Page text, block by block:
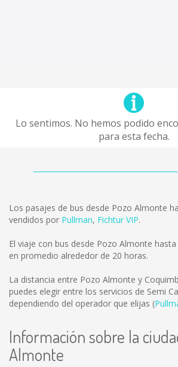
Lo sentimos. No hemos podido
para esta fecha.
Los pasajes de bus desde Pozo Almonte
vendidos por Pullman, Fichtur VIP.
El viaje con bus desde Pozo Almonte
en promedio alrededor de 20 horas.
La distancia entre Pozo Almonte y
puedes elegir entre los servicios de Semi
dependiendo del operador que elijas (
Información sobre la
Almonte